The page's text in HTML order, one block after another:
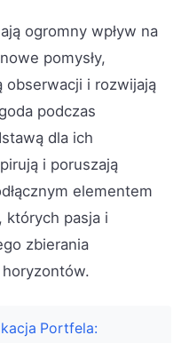
ogromny wpływ na
pomysły,
obserwacji i rozwijają
podczas
dla ich
i poruszają
elementem
których pasja i
zbierania
Portfela: